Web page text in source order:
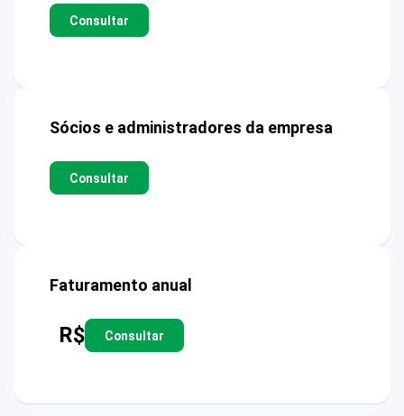
Consultar
Sócios e administradores da empresa
Consultar
Faturamento anual
R$ Consultar